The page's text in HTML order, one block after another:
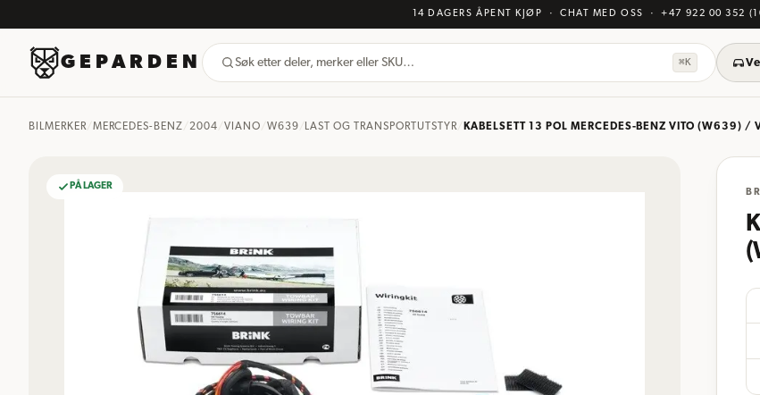
14 DAGERS ÅPENT KJØP · CHAT MED OSS ·+47 922 00 352
GEPARDEN Søk etter deler, merker eller SKU… ⌘K
BILMERKER/ MERCEDES-BENZ /2004 VIANO W639 LAST OG TRANSPORTUTSTYR/ KABELSETT 13 POL MERCEDES-BENZ VITO
PÅ LAGER